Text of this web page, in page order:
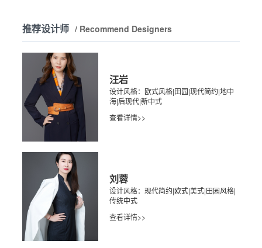
推荐设计师 / Recommend Designers
汪岩
设计风格：欧式风格|田园|现代简约|地中
海|后现代|新中式
查看详情>>
刘蓉
设计风格：现代简约|欧式|美式|田园风格|
传统中式
查看详情>>